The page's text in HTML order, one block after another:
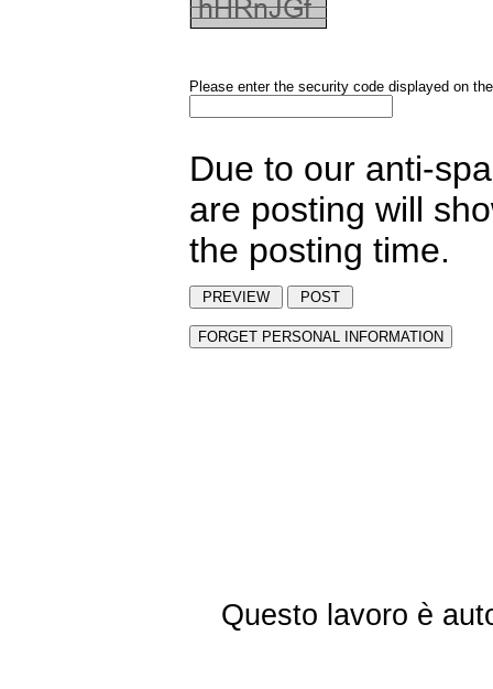
Please enter the security code displayed on
Due to our anti-
are posting will
the posting time.
Questo lavoro è